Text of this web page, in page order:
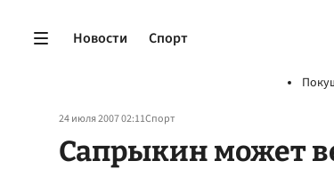
Новости Спорт
24 июля 2007 02:11Спорт
Сапрыкин может